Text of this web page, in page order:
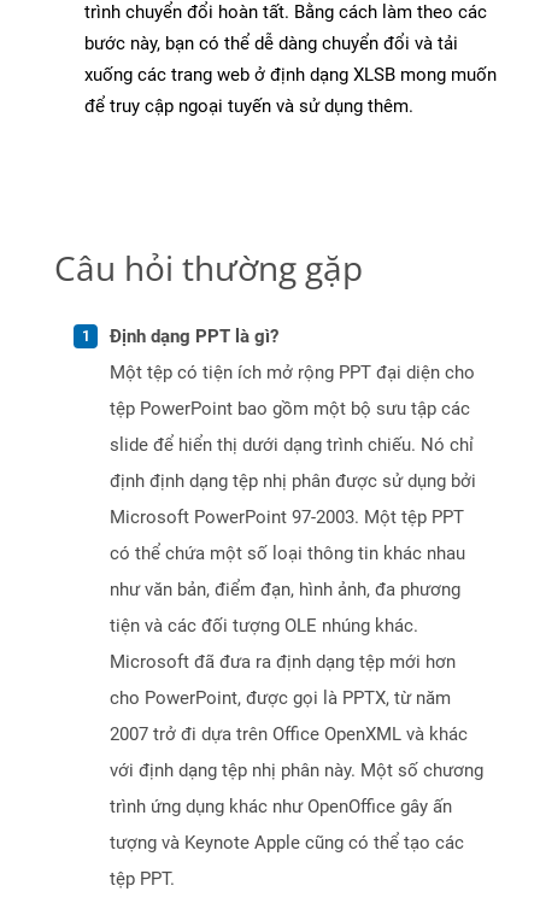
trình chuyển đổi hoàn tất. Bằng cách làm theo các
bước này, bạn có thể dễ dàng chuyển đổi và tải
xuống các trang web ở định dạng XLSB mong muốn
để truy cập ngoại tuyến và sử dụng thêm.
Câu hỏi thường gặp
Định dạng PPT là gì?
Một tệp có tiện ích mở rộng PPT đại diện cho
tệp PowerPoint bao gồm một bộ sưu tập các
slide để hiển thị dưới dạng trình chiếu. Nó chỉ
định định dạng tệp nhị phân được sử dụng bởi
Microsoft PowerPoint 97-2003. Một tệp PPT
có thể chứa một số loại thông tin khác nhau
như văn bản, điểm đạn, hình ảnh, đa phương
tiện và các đối tượng OLE nhúng khác.
Microsoft đã đưa ra định dạng tệp mới hơn
cho PowerPoint, được gọi là PPTX, từ năm
2007 trở đi dựa trên Office OpenXML và khác
với định dạng tệp nhị phân này. Một số chương
trình ứng dụng khác như OpenOffice gây ấn
tượng và Keynote Apple cũng có thể tạo các
tệp PPT.